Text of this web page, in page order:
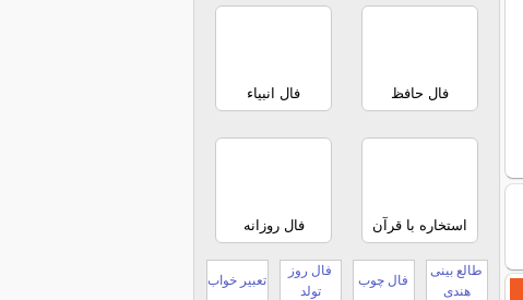
فال حافظ فال انبیاء
استخاره با قرآن فال روزانه
طالع بینی
هندی
فال چوب
فال روز
تولد
تعبیر خواب